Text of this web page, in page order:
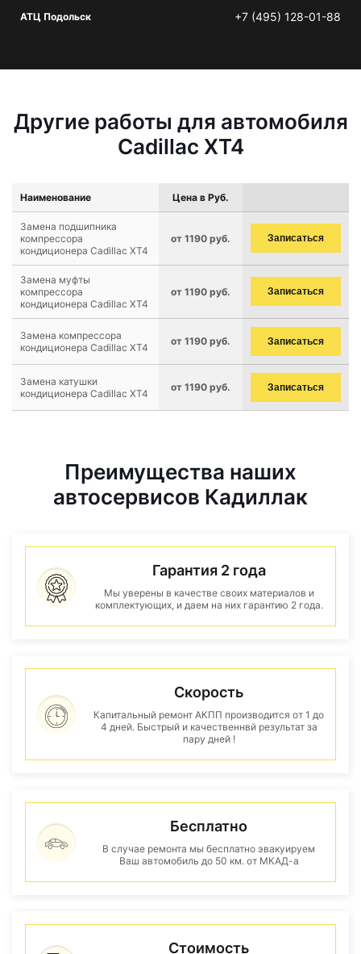
АТЦ Подольск +7 (495) 128-01-88
Другие работы для автомобиля
Cadillac XT4
Наименование Цена в Руб.
Замена подшипника
компрессора
кондиционера Cadillac XT4
от 1190 руб. Записаться
Замена муфты
компрессора
кондиционера Cadillac XT4
от 1190 руб. Записаться
Замена компрессора
кондиционера Cadillac XT4
от 1190 руб. Записаться
Замена катушки
кондиционера Cadillac XT4
от 1190 руб. Записаться
Преимущества наших
автосервисов Кадиллак
Гарантия 2 года
Мы уверены в качестве своих материалов и
комплектующих, и даем на них гарантию 2 года.
Скорость
Капитальный ремонт АКПП производится от 1 до
4 дней. Быстрый и качественнвй результат за
пару дней !
Бесплатно
В случае ремонта мы бесплатно эвакуируем
Ваш автомобиль до 50 км. от МКАД-а
Стоимость